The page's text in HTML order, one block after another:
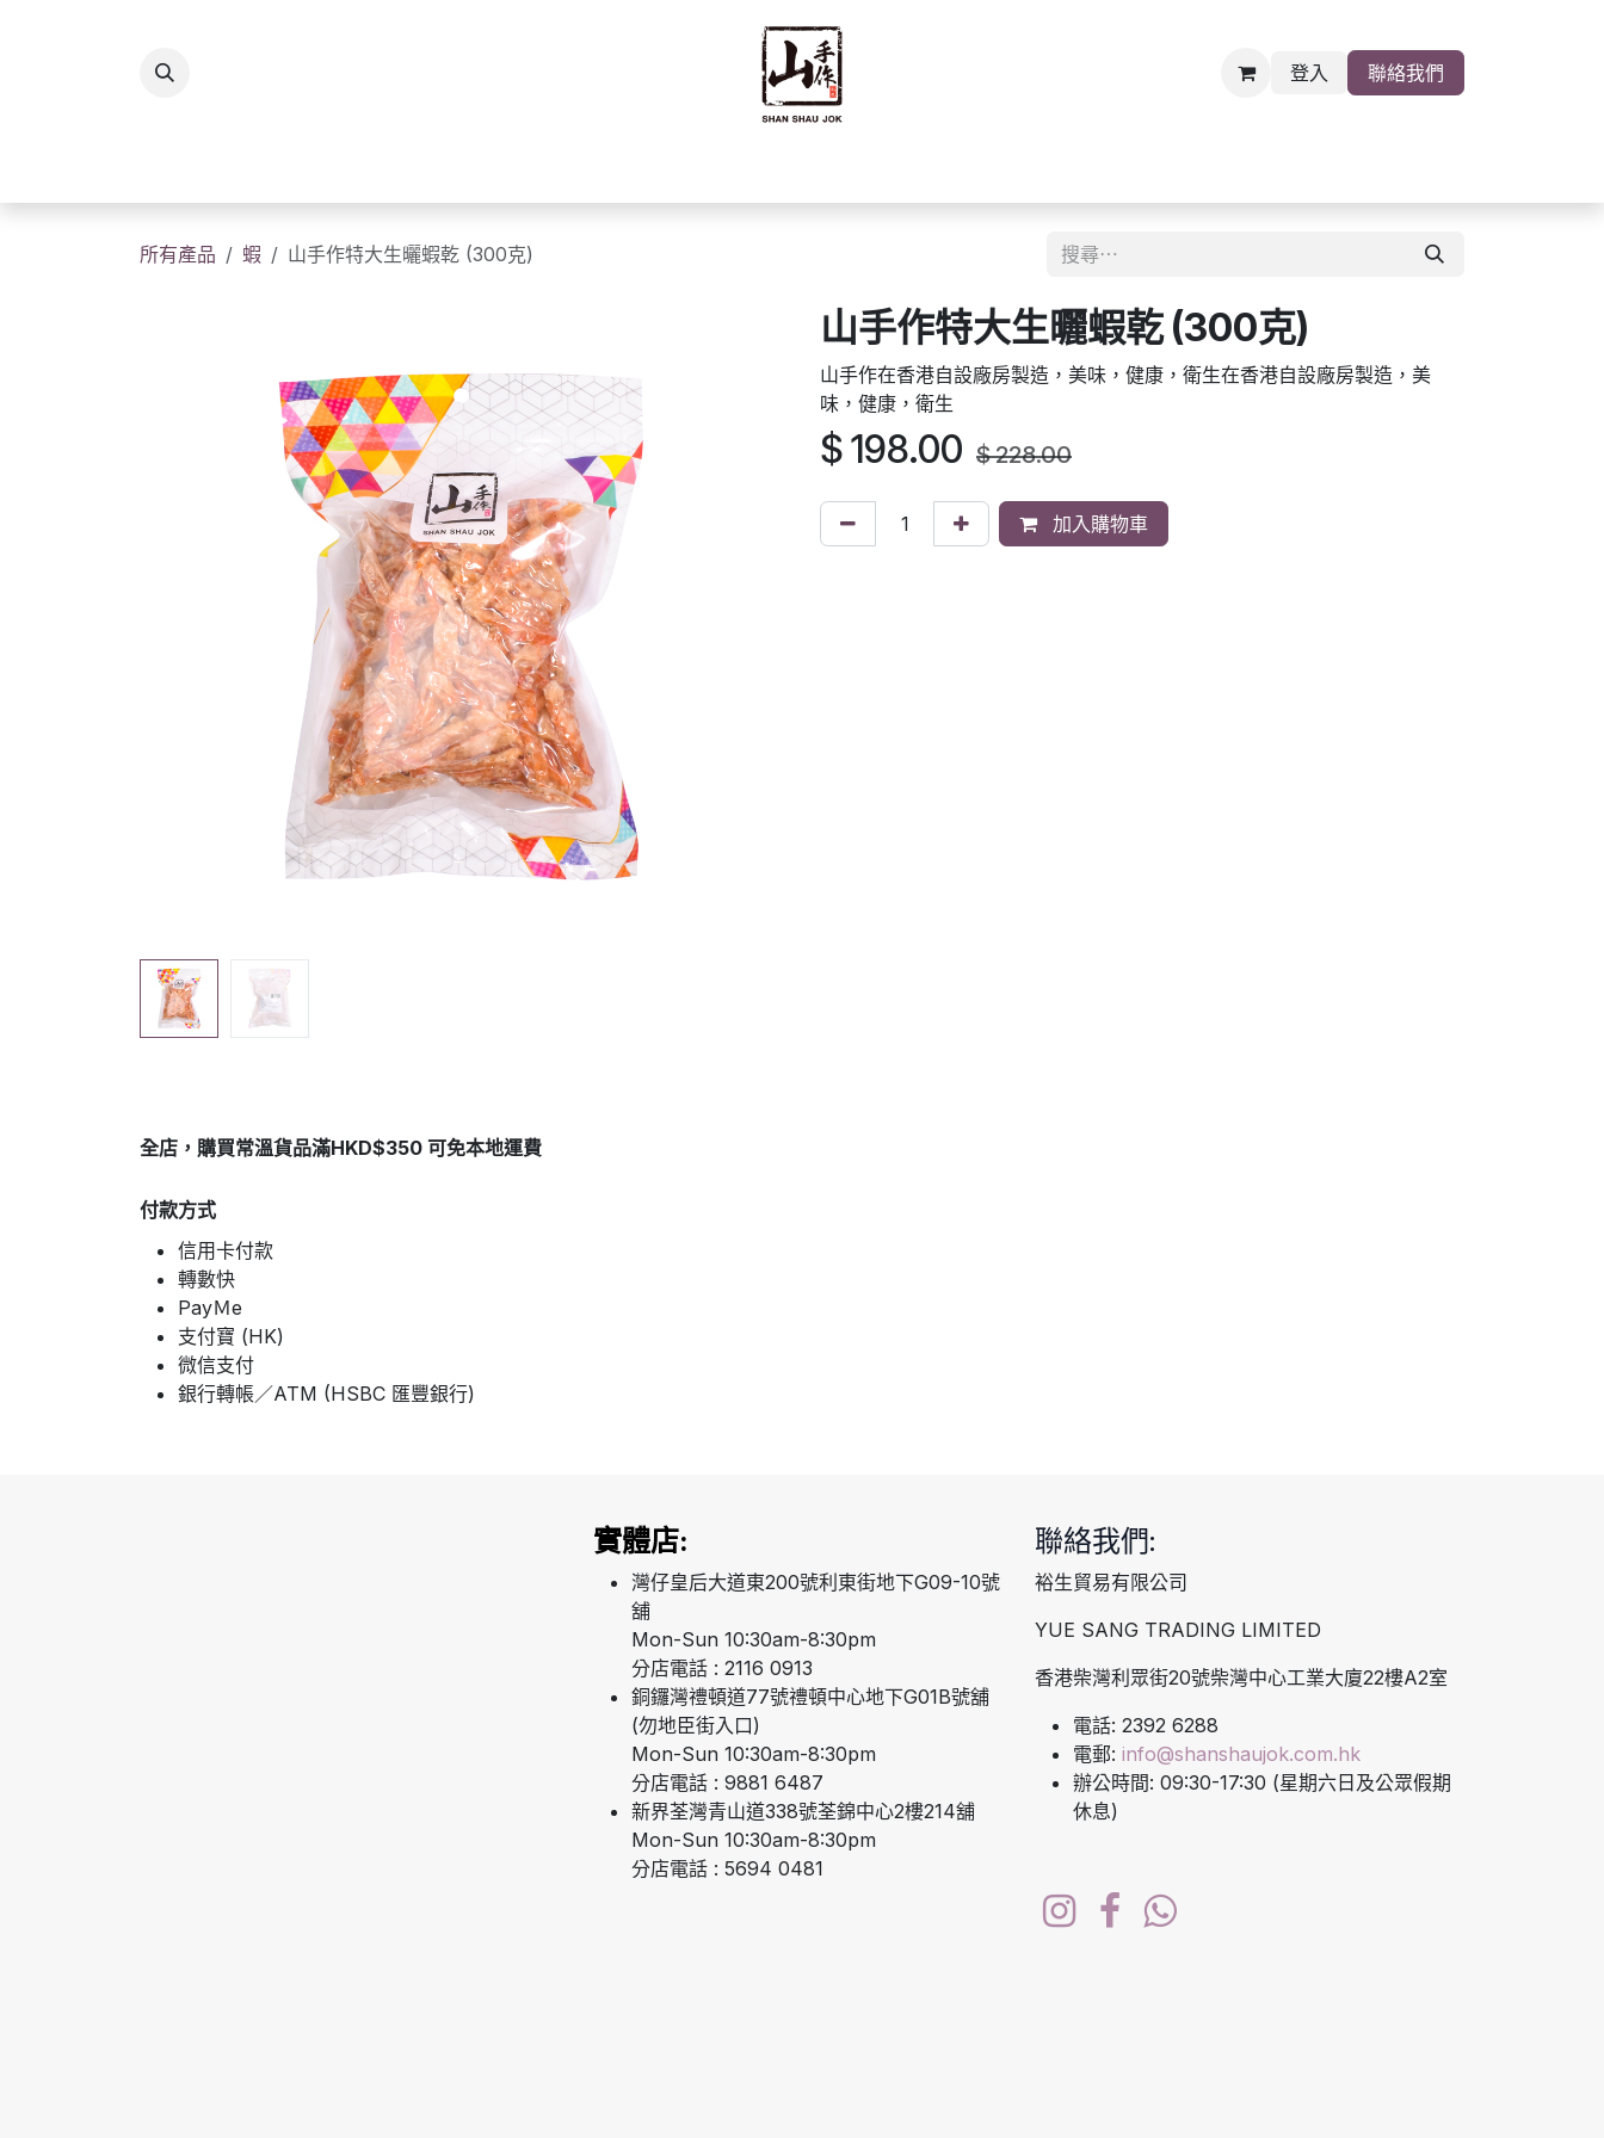
登入 聯絡我們
所有產品 蝦 山手作特大生曬蝦乾 (300克)
山手作特大生曬蝦乾 (300克)
山手作在香港自設廠房製造，美味，健康，衛生在香港自設廠房製造，美
味，健康，衛生
$198.00 $228.00
加入購物車
全店，購買常溫貨品滿HKD$350 可免本地運費
付款方式
信用卡付款
轉數快
PayＭe
支付寶 (HK)
微信支付
銀行轉帳／ATM (HSBC 匯豐銀行)
聯絡我們:
裕生貿易有限公司
YUE SANG TRADING LIMITED
香港柴灣利眾街20號柴灣中心工業大廈22樓A2室
電話: 2392 6288
電郵: info@shanshaujok.com.hk
辦公時間: 09:30-17:30 (星期六日及公眾假期
休息)
實體店:
灣仔皇后大道東200號利東街地下G09-10號
舖
Mon-Sun 10:30am-8:30pm
分店電話 : 2116 0913
銅鑼灣禮頓道77號禮頓中心地下G01B號舖
(勿地臣街入口)
Mon-Sun 10:30am-8:30pm
分店電話 : 9881 6487
新界荃灣青山道338號荃錦中心2樓214舖
Mon-Sun 10:30am-8:30pm
分店電話 : 5694 0481